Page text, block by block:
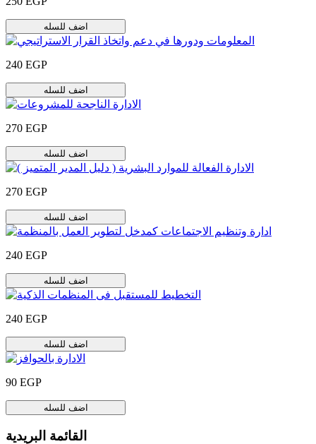
اضف للسله
240 EGP
اضف للسله
270 EGP
اضف للسله
270 EGP
اضف للسله
240 EGP
اضف للسله
240 EGP
اضف للسله
90 EGP
اضف للسله
القائمة البريدية